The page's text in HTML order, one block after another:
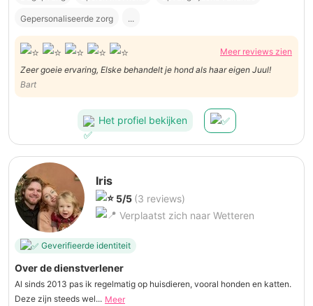
Gepersonaliseerde zorg ...
Meer reviews zien
Zeer goeie ervaring, Elske behandelt je hond als haar eigen Juul!
Bart
Het profiel bekijken
Iris
5/5 (3 reviews)
Verplaatst zich naar Wetteren
Geverifieerde identiteit
Over de dienstverlener
Al sinds 2013 pas ik regelmatig op huisdieren, vooral honden en katten.
Deze zijn steeds wel... Meer